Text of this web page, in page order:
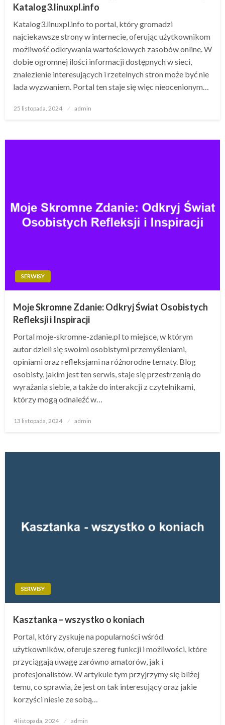
Katalog3.linuxpl.info
Katalog3.linuxpl.info to portal, który gromadzi
najciekawsze strony w internecie, oferując użytkownikom
możliwość odkrywania wartościowych zasobów online. W
dobie ogromnej ilości informacji dostępnych w sieci,
znalezienie interesujących i rzetelnych stron może być nie
lada wyzwaniem. Portal ten staje się więc nieocenionym…
Opublikowane
25 listopada, 2024 admin
SERWISY
Moje Skromne Zdanie: Odkryj Świat Osobistych
Refleksji i Inspiracji
Portal moje-skromne-zdanie.pl to miejsce, w którym
autor dzieli się swoimi osobistymi przemyśleniami,
opiniami oraz refleksjami na różnorodne tematy. Blog
osobisty, jakim jest ten serwis, staje się przestrzenią do
wyrażania siebie, a także do interakcji z czytelnikami,
którzy mogą odnaleźć w…
Opublikowane
13 listopada, 2024 admin
SERWISY
Kasztanka – wszystko o koniach
Portal, który zyskuje na popularności wśród
użytkowników, oferuje szereg funkcji i możliwości, które
przyciągają uwagę zarówno amatorów, jak i
profesjonalistów. W artykule tym przyjrzymy się bliżej
temu, co sprawia, że jest on tak interesujący oraz jakie
korzyści niesie ze sobą…
Opublikowane
4 listopada, 2024 admin